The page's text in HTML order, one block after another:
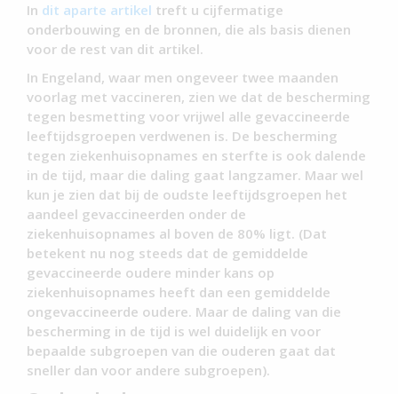
In dit aparte artikel treft u cijfermatige
onderbouwing en de bronnen, die als basis dienen
voor de rest van dit artikel.
In Engeland, waar men ongeveer twee maanden
voorlag met vaccineren, zien we dat de bescherming
tegen besmetting voor vrijwel alle gevaccineerde
leeftijdsgroepen verdwenen is. De bescherming
tegen ziekenhuisopnames en sterfte is ook dalende
in de tijd, maar die daling gaat langzamer. Maar wel
kun je zien dat bij de oudste leeftijdsgroepen het
aandeel gevaccineerden onder de
ziekenhuisopnames al boven de 80% ligt. (Dat
betekent nu nog steeds dat de gemiddelde
gevaccineerde oudere minder kans op
ziekenhuisopnames heeft dan een gemiddelde
ongevaccineerde oudere. Maar de daling van die
bescherming in de tijd is wel duidelijk en voor
bepaalde subgroepen van die ouderen gaat dat
sneller dan voor andere subgroepen).